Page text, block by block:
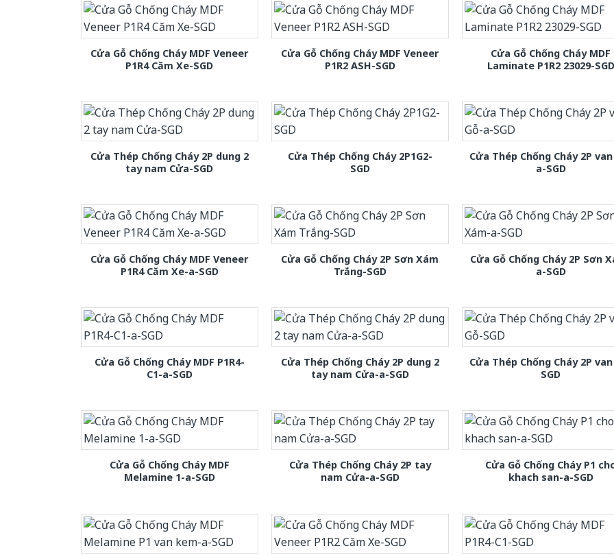
Cửa Gỗ Chống Cháy MDF Veneer
P1R4 Căm Xe-SGD
Cửa Gỗ Chống Cháy MDF Veneer
P1R2 ASH-SGD
Cửa Gỗ Chống Cháy MDF
Laminate P1R2 23029-SGD
Cửa Thép Chống Cháy 2P dung 2
tay nam Cửa-SGD
Cửa Thép Chống Cháy 2P1G2-
SGD
Cửa Thép Chống Cháy 2P
a-SGD
Cửa Gỗ Chống Cháy MDF Veneer
P1R4 Căm Xe-a-SGD
Cửa Gỗ Chống Cháy 2P Sơn Xám
Trắng-SGD
Cửa Gỗ Chống Cháy 2P Sơn
a-SGD
Cửa Gỗ Chống Cháy MDF P1R4-
C1-a-SGD
Cửa Thép Chống Cháy 2P dung 2
tay nam Cửa-a-SGD
Cửa Thép Chống Cháy 2P
SGD
Cửa Gỗ Chống Cháy MDF
Melamine 1-a-SGD
Cửa Thép Chống Cháy 2P tay
nam Cửa-a-SGD
Cửa Gỗ Chống Cháy P1
khach san-a-SGD